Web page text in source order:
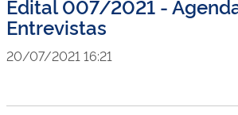
Edital 007/2021 -
Entrevistas
20/07/2021 16:21